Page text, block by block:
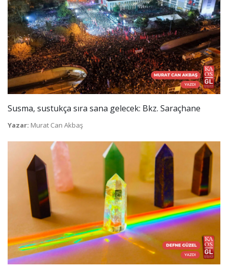
Susma, sustukça sıra sana gelecek: Bkz. Saraçhane
Yazar: Murat Can Akbaş